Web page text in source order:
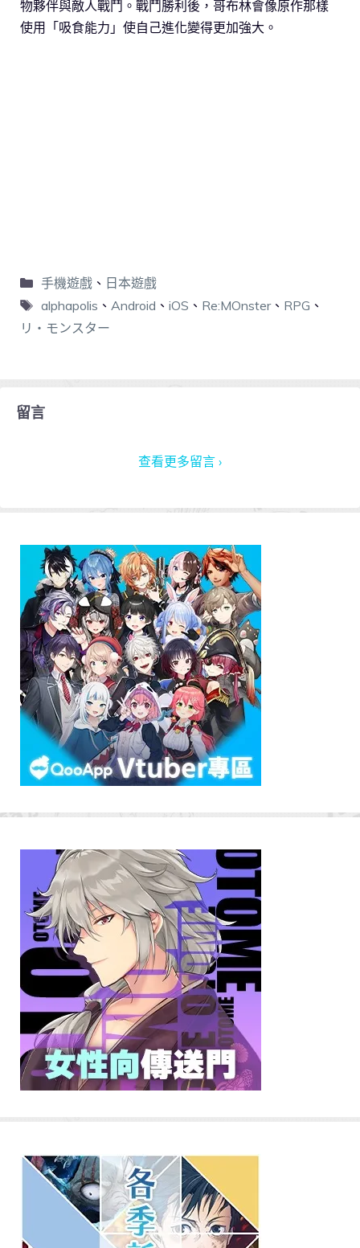
物夥伴與敵人戰鬥。戰鬥勝利後，哥布林會像原作那樣
使用「吸食能力」使自己進化變得更加強大。
手機遊戲、 日本遊戲
alphapolis 、 Android 、 iOS 、 Re:MOnster、 RPG 、
リ・モンスター
留言
查看更多留言 ›